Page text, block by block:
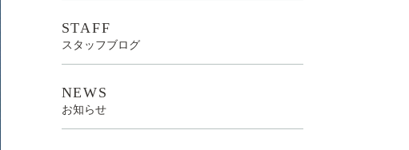
STAFF
スタッフブログ
NEWS
お知らせ